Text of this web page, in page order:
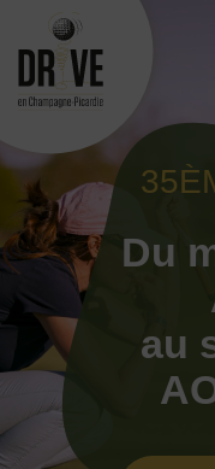
content
Du
au